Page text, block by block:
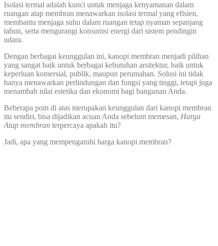
Isolasi termal adalah kunci untuk menjaga kenyamanan dalam
ruangan atap membran menawarkan isolasi termal yang efisien,
membantu menjaga suhu dalam ruangan tetap nyaman sepanjang
tahun, serta mengurangi konsumsi energi dari sistem pendingin
udara.
Dengan berbagai keunggulan ini, kanopi membran menjadi pilihan
yang sangat baik untuk berbagai kebutuhan arsitektur, baik untuk
keperluan komersial, publik, maupun perumahan. Solusi ini tidak
hanya menawarkan perlindungan dan fungsi yang tinggi, tetapi juga
menambah nilai estetika dan ekonomi bagi bangunan Anda.
Beberapa poin di atas merupakan keunggulan dari kanopi membran
itu sendiri, bisa dijadikan acuan Anda sebelum memesan, Harga
Atap membran terpercaya apakah itu?
Jadi, apa yang mempengaruhi harga kanopi membran?